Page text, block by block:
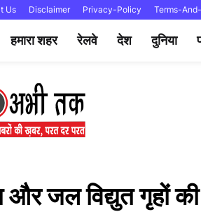
Us Disclaimer Privacy-Policy Terms-
हमारा शहर रेलवे देश दुनिया
जल विद्युत गृहों